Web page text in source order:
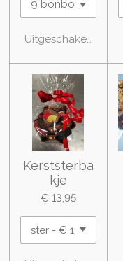
Uitgeschakeld
Kerststerba
kje
€ 13,95